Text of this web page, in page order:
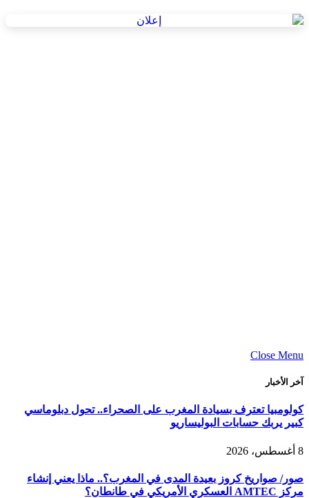
Close Menu
آخر الأخبار
كولومبيا تعترف بسيادة المغرب على الصحراء.. تحول دبلوماسي
كبير يربك حسابات البوليساريو
8 أغسطس، 2026
صور/ صواريخ كروز بعيدة المدى في المغرب؟.. ماذا يعني إنشاء
مركز AMTEC العسكري الأمريكي في طانطان؟